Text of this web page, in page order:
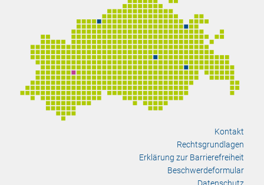
Kontakt
Rechtsgrundlagen
Erklärung zur Barrierefreiheit
Beschwerdeformular
Datenschutz